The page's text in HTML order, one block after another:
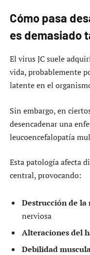
Cómo pasa
es demasiado
El virus JC suele
vida, probablemente
latente en el
Sin embargo, en
desencadenar una
leucoencefalopatía
Esta patología afecta
central, provocando:
Destrucción de la
nerviosa
Alteraciones del
Debilidad